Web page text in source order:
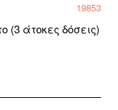
19853
(3 άτοκες δόσεις)